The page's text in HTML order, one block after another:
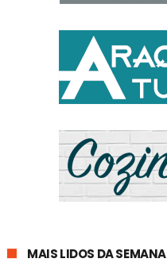
MAIS LIDOS DA SEMANA